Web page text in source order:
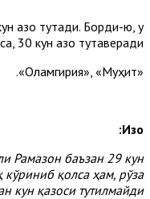
қазо тутади. Борди-ю, у
30 кун қазо тутаверади.
«Оламгирия», «Муҳит».
Изоҳ:
Рамазон баъзан 29 кун
қолса ҳам, рўза
кун қазоси тутилмайди.